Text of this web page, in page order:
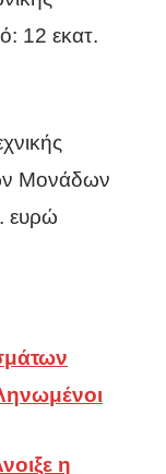
12 εκατ.
Μονάδων
ευρώ
η